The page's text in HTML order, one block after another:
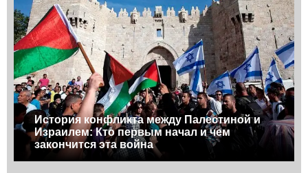
История конфликта между Палестиной и
Израилем: Кто первым начал и чем
закончится эта война